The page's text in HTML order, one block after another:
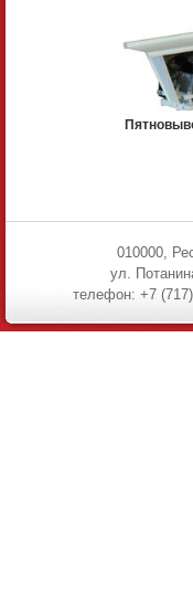
010000,
ул.
телефон: +7